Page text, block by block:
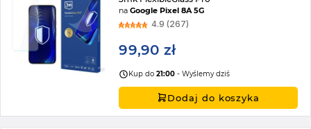
naGoogle Pixel 8A 5G
4.9 (267)
99,90 zł
Kup do21:00 - Wyślemy dziś
Dodaj do koszyka